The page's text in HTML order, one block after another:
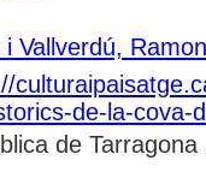
i Vallverdú, Ramon
de-la-cova-
de Tarragona